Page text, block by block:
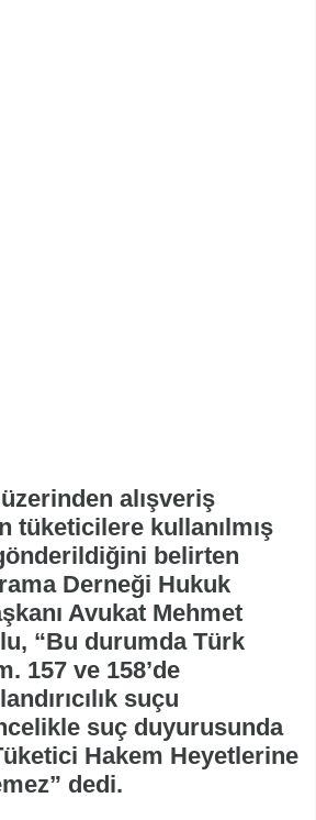
alışveriş
tüketicilere kullanılmış
belirten
Derneği Hukuk
Avukat Mehmet
“Bu durumda Türk
157 ve 158’de
suçu
suç duyurusunda
Hakem Heyetlerine
dedi.